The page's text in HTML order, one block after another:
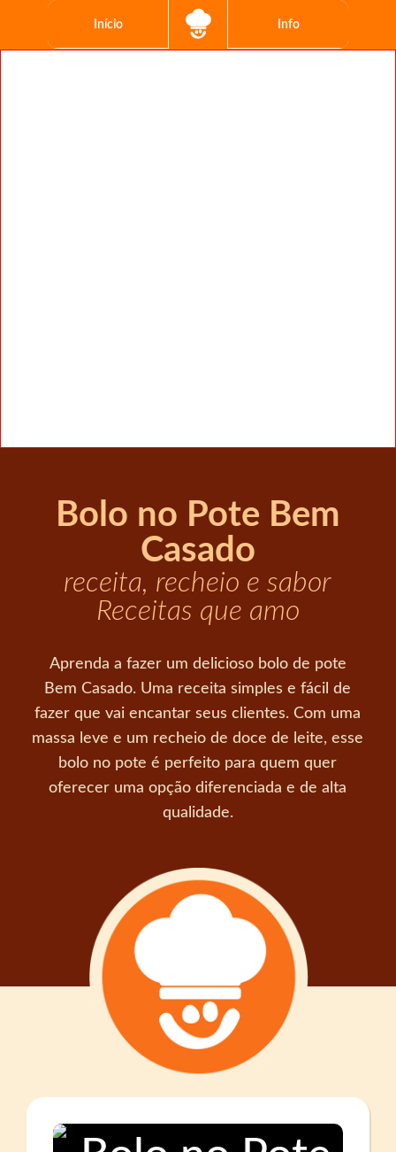
Início Info
Bolo no Pote Bem
Casado
receita, recheio e sabor
Receitas que amo
Aprenda a fazer um delicioso bolo de pote
Bem Casado. Uma receita simples e fácil de
fazer que vai encantar seus clientes. Com uma
massa leve e um recheio de doce de leite, esse
bolo no pote é perfeito para quem quer
oferecer uma opção diferenciada e de alta
qualidade.